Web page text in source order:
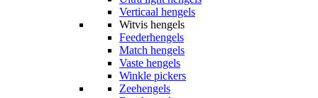
Verticaal hengels
Witvis hengels
Feederhengels
Match hengels
Vaste hengels
Winkle pickers
Zeehengels